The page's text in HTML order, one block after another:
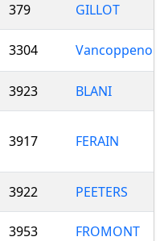
379 GILLOT
3304
3923 BLANI
3917 FERAIN
3922 PEETERS
3953 FROMONT